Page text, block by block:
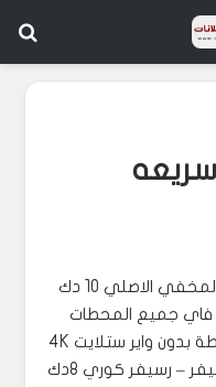
صيانة 2دك اشتراك بن سبورت- رسيفر المخفي الاصلي 10 دك
واي فاي جميع المحطات
المشفرة و المجانية اكثر من 1500 محطة بدون واير ستلايت 4K
– ستاند بلازما ثابت ومتحرك- ستاند رسيفر – رسيفر كوري 8دك